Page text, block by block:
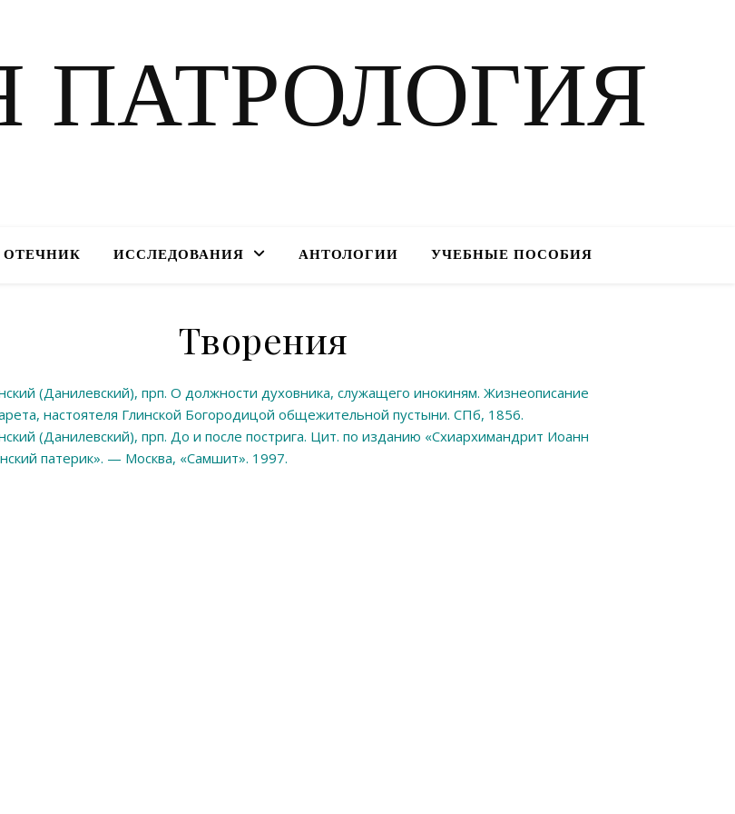
ПАТРОЛОГИЯ
ОТЕЧНИК ИССЛЕДОВАНИЯ АНТОЛОГИИ УЧЕБНЫЕ ПОСОБИЯ
Творения
(Данилевский), прп. О должности духовника, служащего инокиням. Жизнеописание
настоятеля Глинской Богородицой общежительной пустыни. СПб, 1856.
(Данилевский), прп. До и после пострига. Цит. по изданию «Схиархимандрит Иоанн
патерик». — Москва, «Самшит». 1997.